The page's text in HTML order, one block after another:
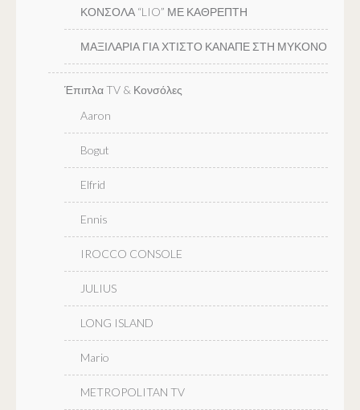
ΚΟΝΣΟΛΑ “LIO” ΜΕ ΚΑΘΡΕΠΤΗ
ΜΑΞΙΛΑΡΙΑ ΓΙΑ ΧΤΙΣΤΟ ΚΑΝΑΠΕ ΣΤΗ ΜΥΚΟΝΟ
Έπιπλα TV & Κονσόλες
Aaron
Bogut
Elfrid
Ennis
IROCCO CONSOLE
JULIUS
LONG ISLAND
Mario
METROPOLITAN TV